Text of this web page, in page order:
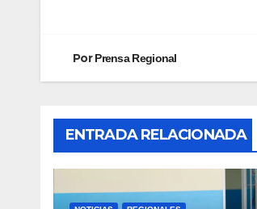
PorPrensa Regional
ENTRADA RELACIONADA